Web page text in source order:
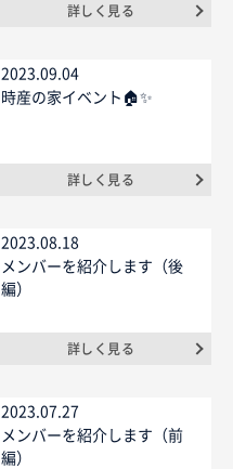
詳しく見る
2023.09.04
時産の家イベント🏠✨
詳しく見る
2023.08.18
メンバーを紹介します（後
編）
詳しく見る
2023.07.27
メンバーを紹介します（前
編）